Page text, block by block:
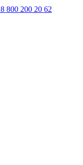
8 800 200 20 62